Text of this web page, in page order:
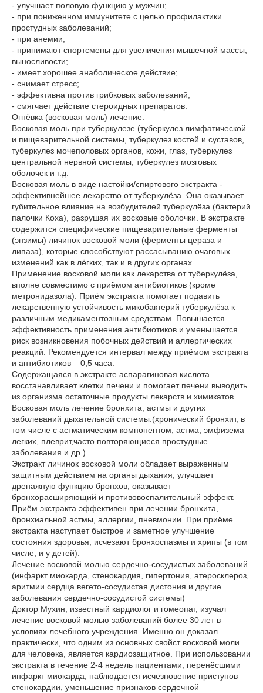
- улучшает половую функцию у мужчин;
- при пониженном иммунитете с целью профилактики
простудных заболеваний;
- при анемии;
- принимают спортсмены для увеличения мышечной массы,
выносливости;
- имеет хорошее анаболическое действие;
- снимает стресс;
- эффективна против грибковых заболеваний;
- смягчает действие стероидных препаратов.
Огнёвка (восковая моль) лечение.
Восковая моль при туберкулезе (туберкулез лимфатической
и пищеварительной системы, туберкулез костей и суставов,
туберкулез мочеполовых органов, кожи, глаз, туберкулез
центральной нервной системы, туберкулез мозговых
оболочек и т.д.
Восковая моль в виде настойки/спиртового экстракта -
эффективнейшее лекарство от туберкулёза. Она оказывает
губительное влияние на возбудителей туберкулёза (бактерий
палочки Коха), разрушая их восковые оболочки. В экстракте
содержится специфические пищеварительные ферменты
(энзимы) личинок восковой моли (ферменты цераза и
липаза), которые способствуют рассасыванию очаговых
изменений как в лёгких, так и в других органах.
Применение восковой моли как лекарства от туберкулёза,
вполне совместимо с приёмом антибиотиков (кроме
метронидазола). Приём экстракта помогает подавить
лекарственную устойчивость микобактерий туберкулёза к
различным медикаментозным средствам. Повышается
эффективность применения антибиотиков и уменьшается
риск возникновения побочных действий и аллергических
реакций. Рекомендуется интервал между приёмом экстракта
и антибиотиков – 0,5 часа.
Содержащаяся в экстракте аспарагиновая кислота
восстанавливает клетки печени и помогает печени выводить
из организма остаточные продукты лекарств и химикатов.
Восковая моль лечение бронхита, астмы и других
заболеваний дыхательной системы.(хронический бронхит, в
том числе с астматическим компонентом, астма, эмфизема
легких, плеврит,часто повторяющиеся простудные
заболевания и др.)
Экстракт личинок восковой моли обладает выраженным
защитным действием на органы дыхания, улучшает
дренажную функцию бронхов, оказывает
бронхорасширяющий и противовоспалительный эффект.
Приём экстракта эффективен при лечении бронхита,
бронхиальной астмы, аллергии, пневмонии. При приёме
экстракта наступает быстрое и заметное улучшение
состояния здоровья, исчезают бронхоспазмы и хрипы (в том
числе, и у детей).
Лечение восковой молью сердечно-сосудистых заболеваний
(инфаркт миокарда, стенокардия, гипертония, атеросклероз,
аритмии сердца вегето-сосудистая дистония и другие
заболевания сердечно-сосудистой системы)
Доктор Мухин, известный кардиолог и гомеопат, изучал
лечение восковой молью заболеваний более 30 лет в
условиях лечебного учреждения. Именно он доказал
практически, что одним из основных свойст восковой моли
для человека, является кардиозащитное. При использовании
экстракта в течение 2-4 недель пациентами, перенёсшими
инфаркт миокарда, наблюдается исчезновение приступов
стенокардии, уменьшение признаков сердечной